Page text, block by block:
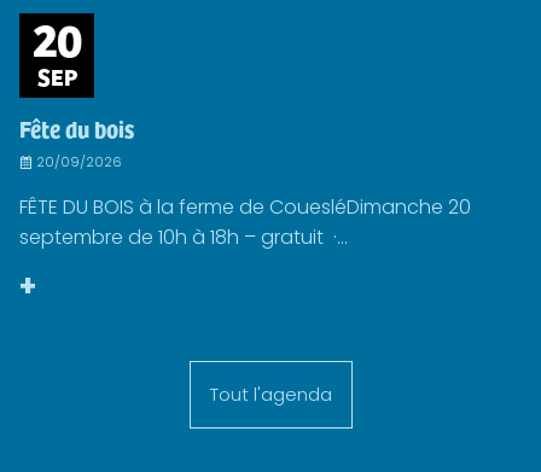
20
SEP
Fête du bois
20/09/2026
FÊTE DU BOIS à la ferme de CouesléDimanche 20
septembre de 10h à 18h – gratuit ·...
+
Tout l'agenda